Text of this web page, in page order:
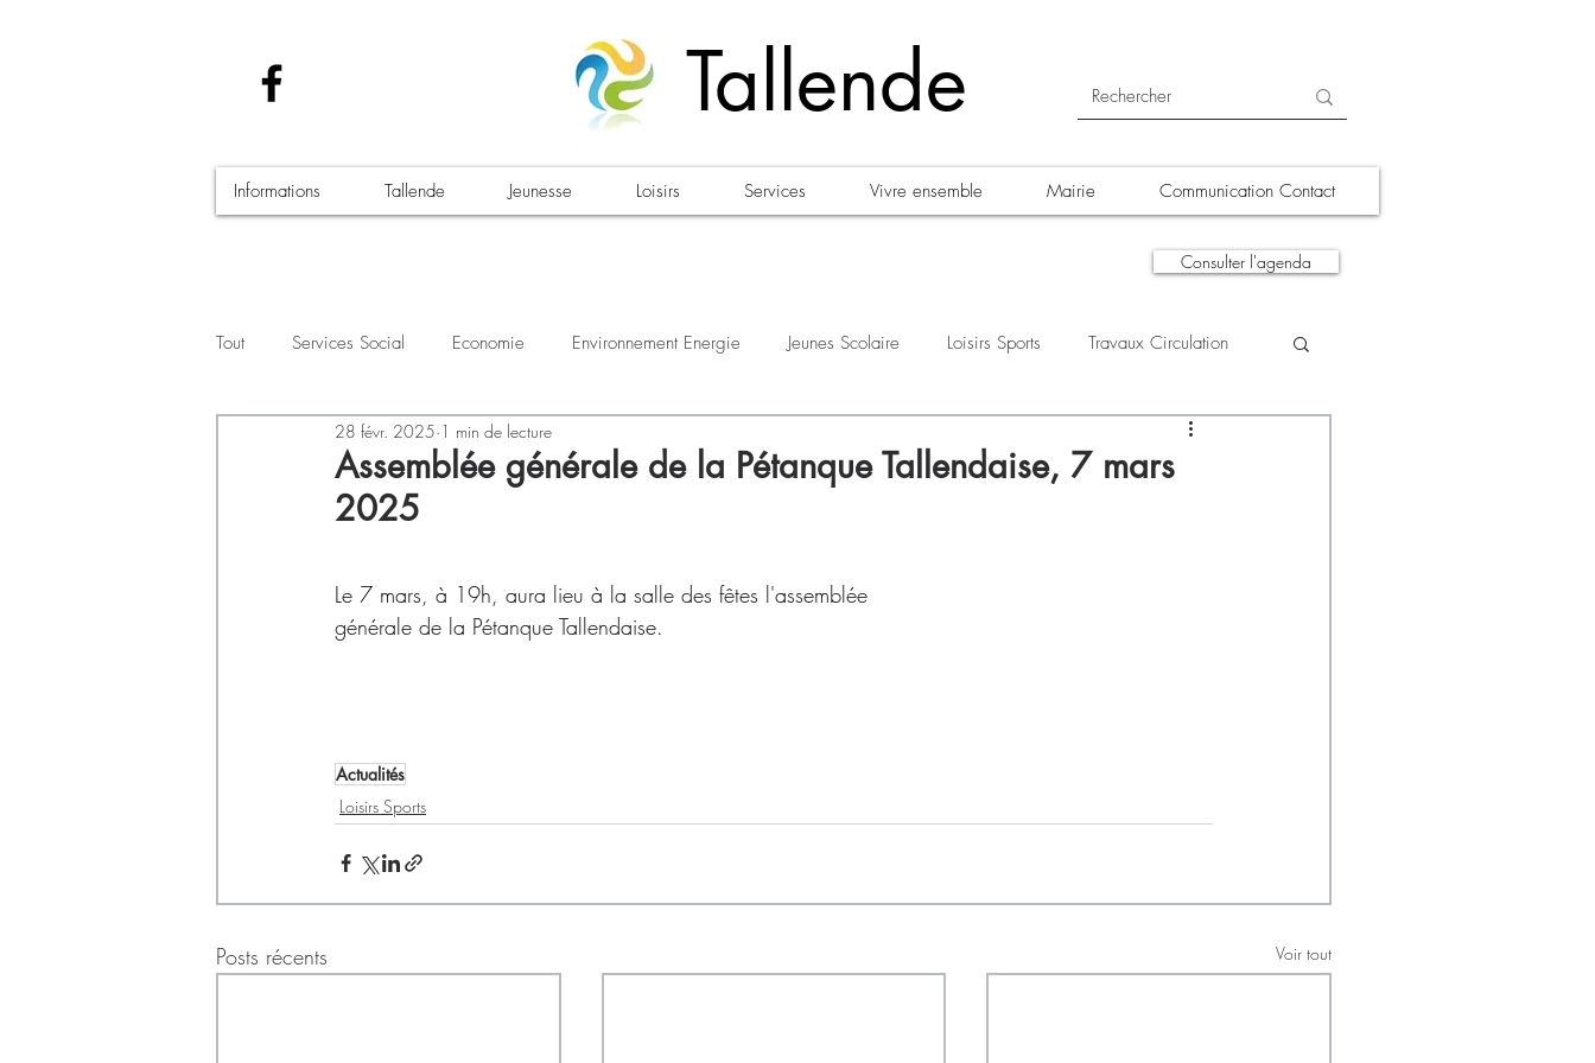
Tallende
Informations Tallende Jeunesse Loisirs Services Vivre ensemble Mairie Communication Contact
Consulter l'agenda
Tout Services Social Economie Environnement Energie Jeunes Scolaire Loisirs Sports Travaux Circulation
Santé - Covid-19 Culture Manifestations A la une
Assemblée générale de la Pétanque Tallendaise, 7 mars
2025
28 févr. 2025 1 min de lecture
Le 7 mars, à 19h, aura lieu à la salle des fêtes l'assemblée
générale de la Pétanque Tallendaise.
Actualités
Loisirs Sports
Posts récents Voir tout